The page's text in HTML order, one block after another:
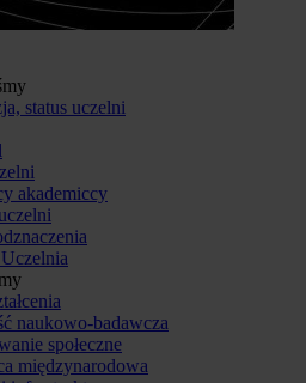
status uczelni
akademiccy
naukowo-badawcza
społeczne
międzynarodowa